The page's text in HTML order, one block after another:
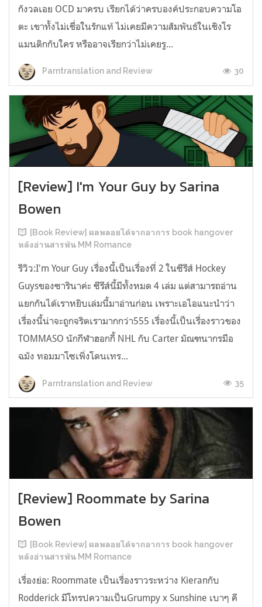
กังวลเอย OCD มาครบ เรียกได้ว่าครบองค์ประกอบความโอ
ตะ เขาทั้งไม่เชื่อในรักแท้ ไม่เคยมีความสัมพันธ์ในเชิงโร
แมนติกกับใคร หรืออาจเรียกว่าไม่เคยรู...
Parntranslation and Review 30
[Review] I'm Your Guy by Sarina
Bowen
[Book Review] ผลพลอยได้จากอาการ book hangover
หลังอ่านสารพัน MM Romance
รีวิว:I'm Your Guy เรื่องนี้เป็นเรื่องที่ 2 ในซีรีส์ Hockey
Guysของซารินาค่ะ ซีรีส์นี้มีทั้งหมด 4 เล่ม แต่สามารถอ่าน
แยกกันได้เราหยิบเล่มนี้มาอ่านก่อน เพราะเอไอแนะนำว่า
เรื่องนี้น่าจะถูกจริตเรามากกว่า555 เรื่องนี้เป็นเรื่องราวของ
TOMMASO นักกีฬาฮอกกี้ NHL กับ Carter มัณฑนากรมือ
ฉมัง ทอมมาโซเพิ่งโดนเทร...
Parntranslation and Review 35
[Review] Roommate by Sarina
Bowen
[Book Review] ผลพลอยได้จากอาการ book hangover
หลังอ่านสารพัน MM Romance
เรื่องย่อ: Roommate เป็นเรื่องราวระหว่าง Kieranกับ
Rodderick มีโทรปความเป็นGrumpy x Sunshine เบาๆ คี